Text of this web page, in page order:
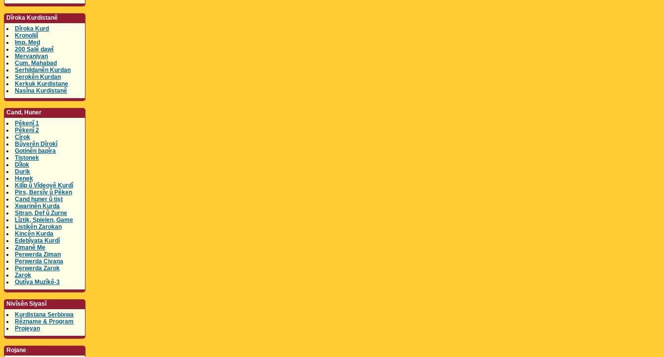
Dîroka Kurdistanê
Dîroka Kurd
Kronolijî
Imp. Med
200 Salê dawî
Mervaniyan
Cum. Mahabad
Serhildanên Kurdan
Serokên Kurdan
Kerkuk Kurdistane
Nasîna Kurdistanê
Cand, Huner
Pêkenî 1
Pêkenî 2
Cîrok
Bûyerên Dîrokî
Gotinên bapîra
Tistonek
Dîlok
Durik
Henek
Kilîp û Vîdeoyê Kurdî
Pirs, Bersîv û Pêken
Çand huner û tişt
Xwarinên Kurda
Sitran, Def û Zurne
Lîztik, Spielen, Game
Listikên Zarokan
Kincên Kurda
Edebîyata Kurdî
Zimanê Me
Perwerda Ziman
Perwerda Civana
Perwerda Zarok
Zarok
Qutîya Muzîkê-3
Nivîsên Siyasî
Kurdistana Serbixwa
Rêzname & Program
Projeyan
Rojane